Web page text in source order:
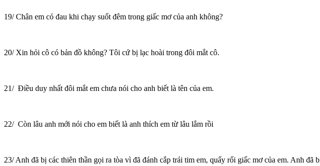
19/ Chân em có đau khi chạy suốt đêm trong giấc mơ của anh không?
20/ Xin hỏi cô có bản đồ không? Tôi cứ bị lạc hoài trong đôi mắt cô.
21/ Điều duy nhất đôi mắt em chưa nói cho anh biết là tên của em.
22/ Còn lâu anh mới nói cho em biết là anh thích em từ lâu lắm rồi
23/ Anh đã bị các thiên thần gọi ra tòa vì đã đánh cắp trái tim em, quấy rối giấc mơ của em. Anh đã